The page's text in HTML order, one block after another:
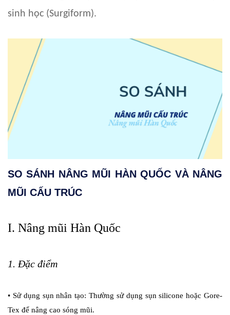
sinh học (Surgiform).
SO SÁNH NÂNG MŨI HÀN QUỐC VÀ NÂNG
MŨI CẤU TRÚC
I. Nâng mũi Hàn Quốc
1. Đặc điểm
• Sử dụng sụn nhân tạo: Thường sử dụng sụn silicone hoặc Gore-
Tex để nâng cao sóng mũi.